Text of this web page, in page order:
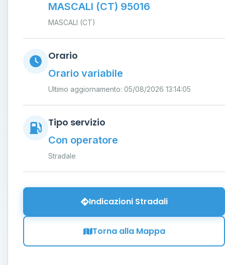
MASCALI (CT) 95016
MASCALI (CT)
Orario
Orario variabile
Ultimo aggiornamento: 05/08/2026 13:14:05
Tipo servizio
Con operatore
Stradale
Indicazioni Stradali
Torna alla Mappa